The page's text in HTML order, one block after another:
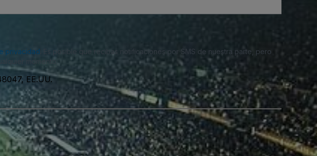
privacidad . Es posible que recibas notificaciones por SMS de nuestra parte, pero
momento.
EE.UU.